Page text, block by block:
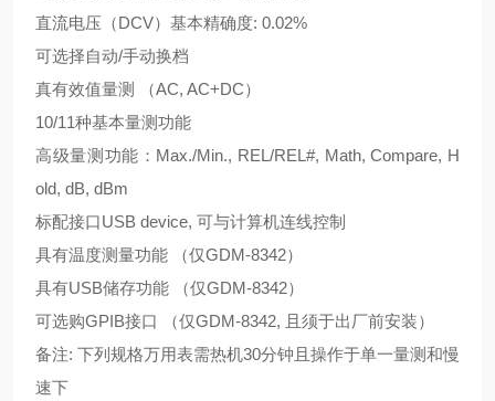
直流电压（DCV）基本精确度: 0.02%
可选择自动/手动换档
真有效值量测 （AC, AC+DC）
10/11种基本量测功能
高级量测功能：Max./Min., REL/REL#, Math, Compare, H
old, dB, dBm
标配接口USB device, 可与计算机连线控制
具有温度测量功能 （仅GDM-8342）
具有USB储存功能 （仅GDM-8342）
可选购GPIB接口 （仅GDM-8342, 且须于出厂前安装）
备注: 下列规格万用表需热机30分钟且操作于单一量测和慢
速下